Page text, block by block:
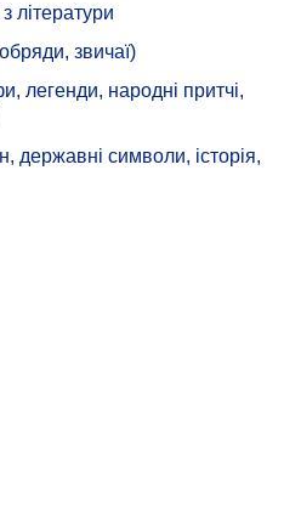
літератури
звичаї)
легенди, народні притчі,
державні символи, історія,